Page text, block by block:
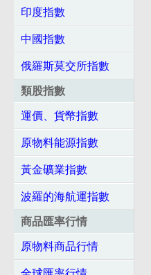
印度指數
中國指數
俄羅斯莫交所指數
類股指數
運價、貨幣指數
原物料能源指數
黃金礦業指數
波羅的海航運指數
商品匯率行情
原物料商品行情